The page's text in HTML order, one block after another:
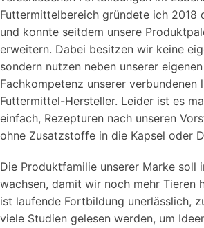
Futtermittelbereich gründete ich 2018
und konnte seitdem unsere
erweitern. Dabei besitzen wir keine
sondern nutzen neben unserer
Fachkompetenz unserer verbundenen
Futtermittel-Hersteller. Leider ist es
einfach, Rezepturen nach unseren
ohne Zusatzstoffe in die Kapsel oder
Die Produktfamilie unserer Marke soll
wachsen, damit wir noch mehr Tieren
ist laufende Fortbildung unerlässlich,
viele Studien gelesen werden, um